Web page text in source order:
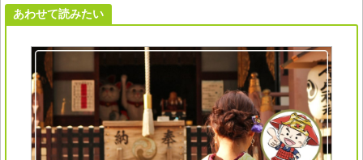
あわせて読みたい